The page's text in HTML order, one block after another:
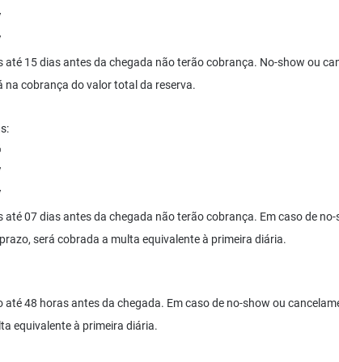
até 15 dias antes da chegada não terão cobrança. No-show ou
na cobrança do valor total da reserva.
até 07 dias antes da chegada não terão cobrança. Em caso de
será cobrada a multa equivalente à primeira diária.
48 horas antes da chegada. Em caso de no-show ou
equivalente à primeira diária.